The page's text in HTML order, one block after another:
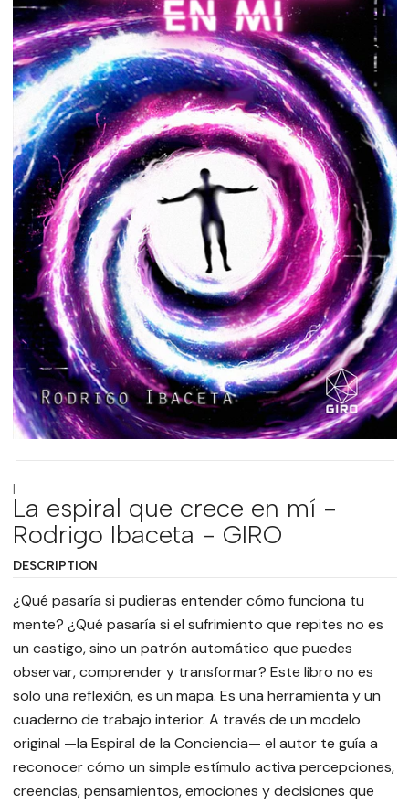
|
La espiral que crece en mí -
Rodrigo Ibaceta - GIRO
DESCRIPTION
¿Qué pasaría si pudieras entender cómo funciona tu
mente? ¿Qué pasaría si el sufrimiento que repites no es
un castigo, sino un patrón automático que puedes
observar, comprender y transformar? Este libro no es
solo una reflexión, es un mapa. Es una herramienta y un
cuaderno de trabajo interior. A través de un modelo
original —la Espiral de la Conciencia— el autor te guía a
reconocer cómo un simple estímulo activa percepciones,
creencias, pensamientos, emociones y decisiones que